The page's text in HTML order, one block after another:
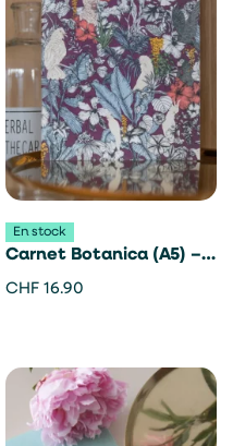
En stock
Carnet Botanica (A5) –
Lümne
CHF 16.90